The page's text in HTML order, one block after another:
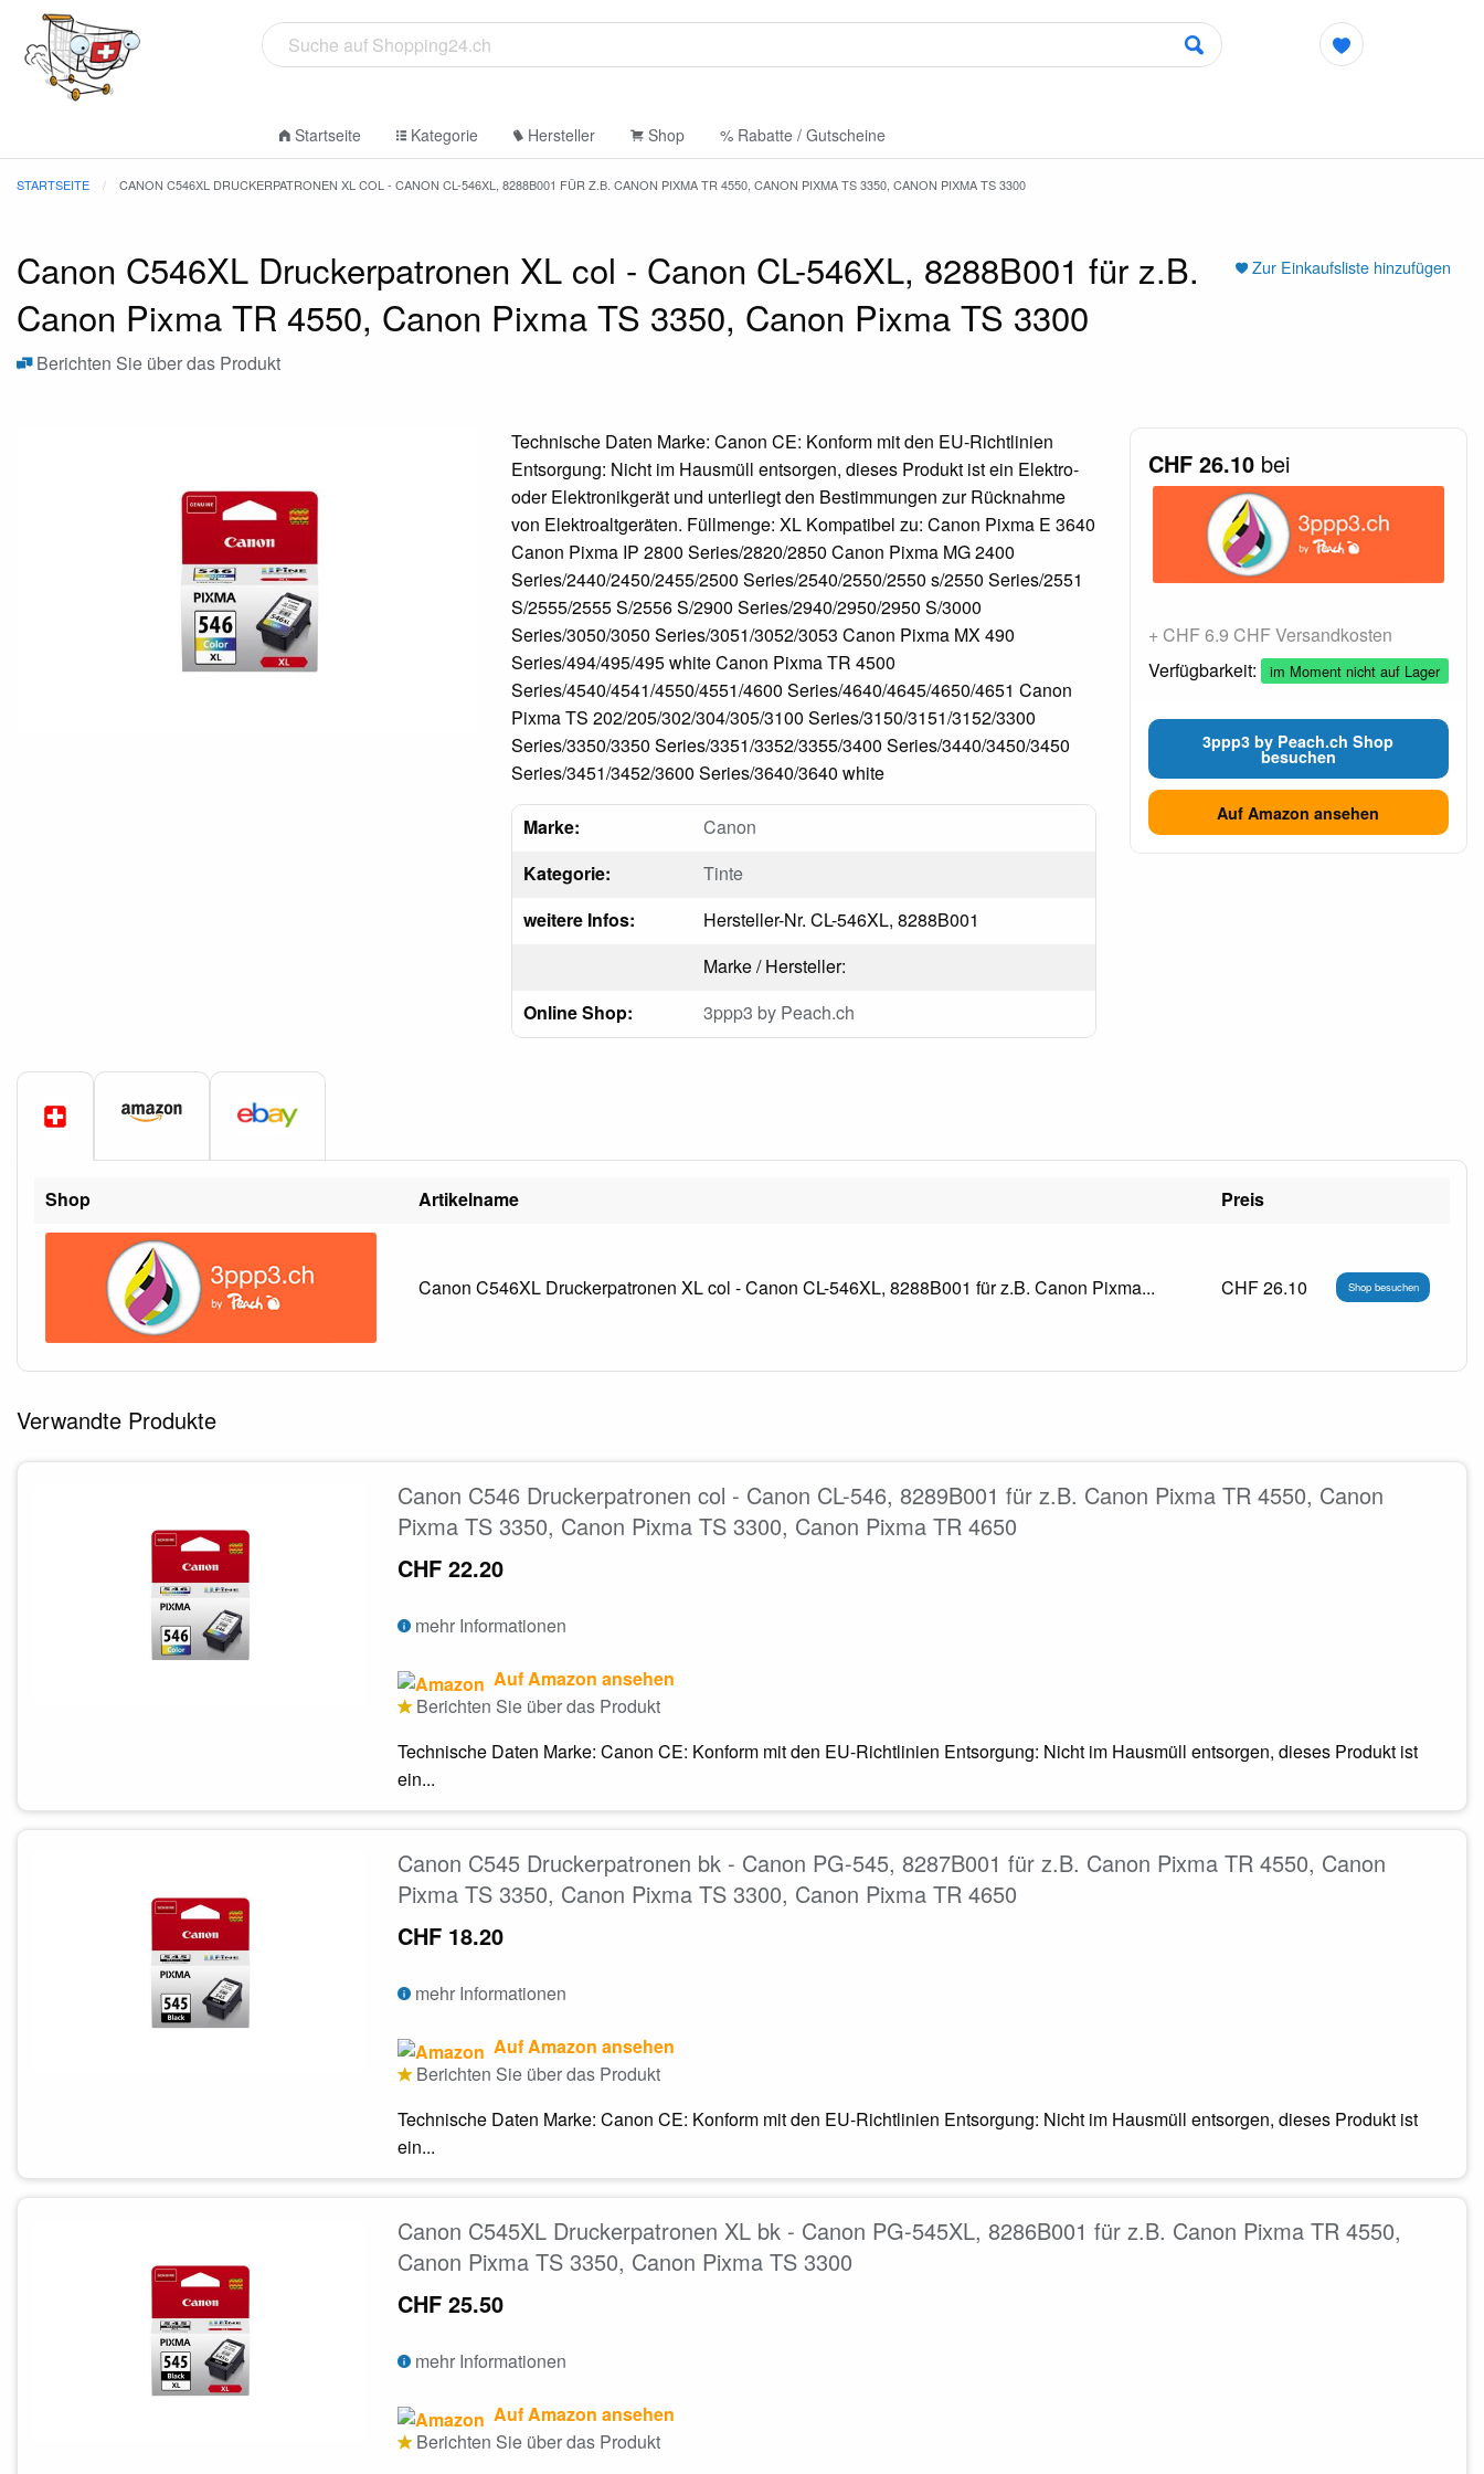
Startseite Kategorie Hersteller Shop % Rabatte / Gutscheine
STARTSEITE CANON C546XL DRUCKERPATRONEN XL COL - CANON CL-546XL, 8288B001 FÜR Z.B. CANON PIXMA TR 4550, CANON PIXMA TS 3350, CANON PIXMA TS 3300
Zur Einkaufsliste hinzufügen
Canon C546XL Druckerpatronen XL col - Canon CL-546XL, 8288B001 für z.B.
Canon Pixma TR 4550, Canon Pixma TS 3350, Canon Pixma TS 3300
Berichten Sie über das Produkt
Technische Daten Marke: Canon CE: Konform mit den EU-Richtlinien
Entsorgung: Nicht im Hausmüll entsorgen, dieses Produkt ist ein Elektro-
oder Elektronikgerät und unterliegt den Bestimmungen zur Rücknahme
von Elektroaltgeräten. Füllmenge: XL Kompatibel zu: Canon Pixma E 3640
Canon Pixma IP 2800 Series/2820/2850 Canon Pixma MG 2400
Series/2440/2450/2455/2500 Series/2540/2550/2550 s/2550 Series/2551
S/2555/2555 S/2556 S/2900 Series/2940/2950/2950 S/3000
Series/3050/3050 Series/3051/3052/3053 Canon Pixma MX 490
Series/494/495/495 white Canon Pixma TR 4500
Series/4540/4541/4550/4551/4600 Series/4640/4645/4650/4651 Canon
Pixma TS 202/205/302/304/305/3100 Series/3150/3151/3152/3300
Series/3350/3350 Series/3351/3352/3355/3400 Series/3440/3450/3450
Series/3451/3452/3600 Series/3640/3640 white
Marke:
Canon
Kategorie:
Tinte
weitere Infos:
Hersteller-Nr. CL-546XL, 8288B001
Marke / Hersteller:
Online Shop:
3ppp3 by Peach.ch
CHF 26.10bei
+ CHF 6.9 CHF Versandkosten
Verfügbarkeit:
im Moment nicht auf Lager
3ppp3 by Peach.ch Shop
besuchen
Auf Amazon ansehen
Shop Artikelname Preis
Canon C546XL Druckerpatronen XL col - Canon CL-546XL, 8288B001 für z.B. Canon Pixma... CHF 26.10 Shop besuchen
Verwandte Produkte
Canon C546 Druckerpatronen col - Canon CL-546, 8289B001 für z.B. Canon Pixma TR 4550, Canon
Pixma TS 3350, Canon Pixma TS 3300, Canon Pixma TR 4650
CHF 22.20
mehr Informationen
Auf Amazon ansehen
Berichten Sie über das Produkt
Technische Daten Marke: Canon CE: Konform mit den EU-Richtlinien Entsorgung: Nicht im Hausmüll entsorgen, dieses Produkt ist
ein...
Canon C545 Druckerpatronen bk - Canon PG-545, 8287B001 für z.B. Canon Pixma TR 4550, Canon
Pixma TS 3350, Canon Pixma TS 3300, Canon Pixma TR 4650
CHF 18.20
mehr Informationen
Auf Amazon ansehen
Berichten Sie über das Produkt
Technische Daten Marke: Canon CE: Konform mit den EU-Richtlinien Entsorgung: Nicht im Hausmüll entsorgen, dieses Produkt ist
ein...
Canon C545XL Druckerpatronen XL bk - Canon PG-545XL, 8286B001 für z.B. Canon Pixma TR 4550,
Canon Pixma TS 3350, Canon Pixma TS 3300
CHF 25.50
mehr Informationen
Auf Amazon ansehen
Berichten Sie über das Produkt